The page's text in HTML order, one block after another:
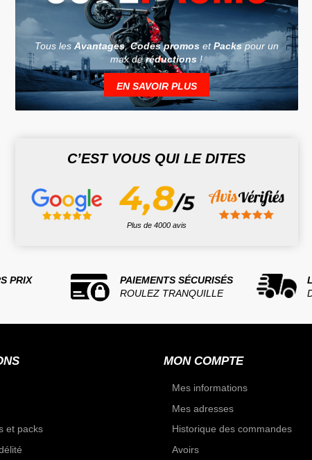
Tous lesAvantages,Codes promosetPackspour un
max deréductions !
EN SAVOIR PLUS
C’EST VOUS QUI LE DITES
Plus de 4000 avis
PRIX
PAIEMENTS SÉCURISÉS
ROULEZ TRANQUILLE
et packs
MON COMPTE
Mes informations
Mes adresses
Historique des commandes
Avoirs